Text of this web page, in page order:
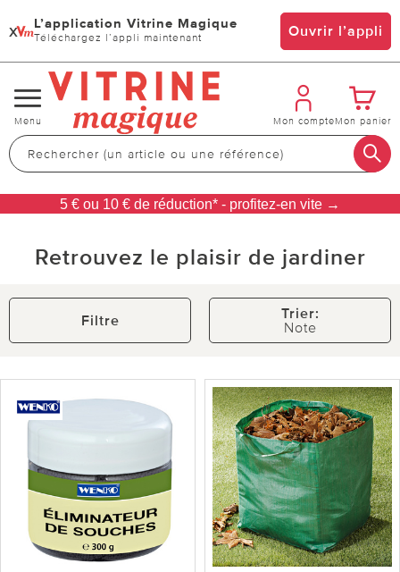
x L’application Vitrine Magique
Téléchargez l’appli maintenant Ouvrir l’appli
Changer
de
navigation
Menu Mon compteMon panier
5 € ou 10 € de réduction* - profitez-en vite →
Retrouvez le plaisir de jardiner
Filtre
Trier:
Note